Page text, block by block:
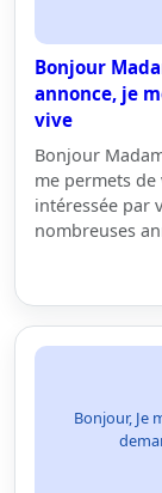
Bonjour
annonce, je
vive
Bonjour
me permets
intéressée par
nombreuses
Bonjour, Je